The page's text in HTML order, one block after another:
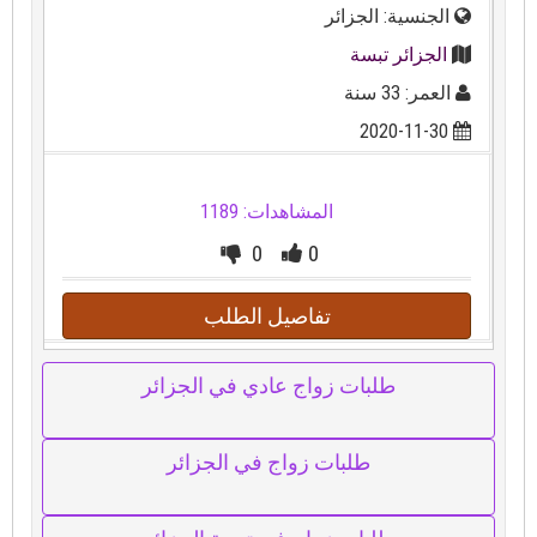
الجنسية: الجزائر
الجزائر تبسة
العمر: 33 سنة
2020-11-30
المشاهدات: 1189
0
0
تفاصيل الطلب
طلبات زواج عادي في الجزائر
طلبات زواج في الجزائر